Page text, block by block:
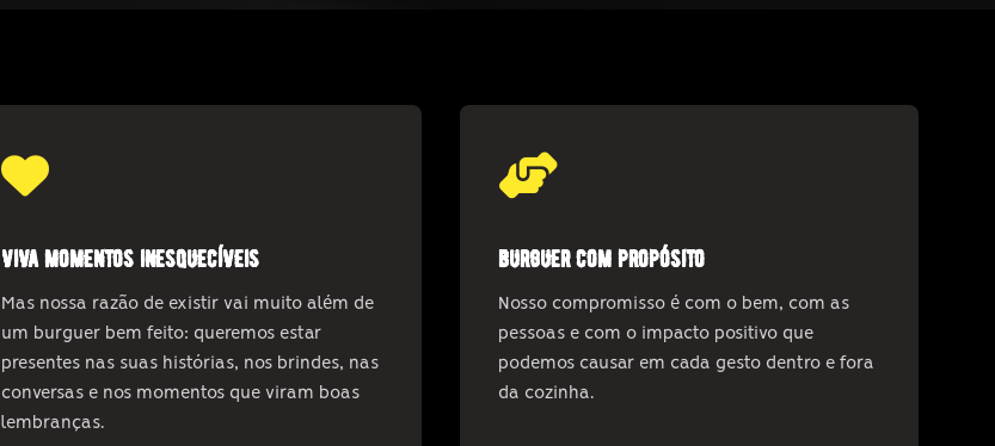
viva momentos inesquecíveis
Mas nossa razão de existir vai muito além de
um burguer bem feito: queremos estar
presentes nas suas histórias, nos brindes, nas
conversas e nos momentos que viram boas
lembranças.
burguer com propósito
Nosso compromisso é com o bem, com as
pessoas e com o impacto positivo que
podemos causar em cada gesto dentro e fora
da cozinha.